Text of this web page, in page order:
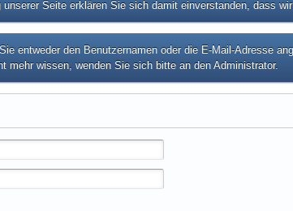
Seite erklären Sie sich damit einverstanden, dass
entweder den Benutzernamen oder die E-Mail-Adresse
mehr wissen, wenden Sie sich bitte an den Administrator.